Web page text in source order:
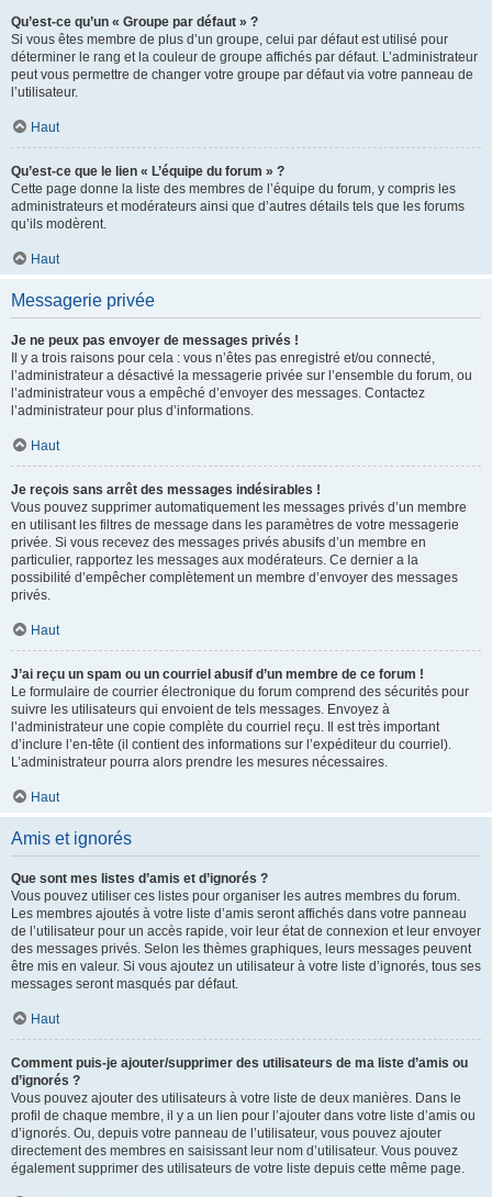
Qu’est-ce qu’un « Groupe par défaut » ?
Si vous êtes membre de plus d’un groupe, celui par défaut est utilisé pour
déterminer le rang et la couleur de groupe affichés par défaut. L’administrateur
peut vous permettre de changer votre groupe par défaut via votre panneau de
l’utilisateur.
Haut
Qu’est-ce que le lien « L’équipe du forum » ?
Cette page donne la liste des membres de l’équipe du forum, y compris les
administrateurs et modérateurs ainsi que d’autres détails tels que les forums
qu’ils modèrent.
Haut
Messagerie privée
Je ne peux pas envoyer de messages privés !
Il y a trois raisons pour cela : vous n’êtes pas enregistré et/ou connecté,
l’administrateur a désactivé la messagerie privée sur l’ensemble du forum, ou
l’administrateur vous a empêché d’envoyer des messages. Contactez
l’administrateur pour plus d’informations.
Haut
Je reçois sans arrêt des messages indésirables !
Vous pouvez supprimer automatiquement les messages privés d’un membre
en utilisant les filtres de message dans les paramètres de votre messagerie
privée. Si vous recevez des messages privés abusifs d’un membre en
particulier, rapportez les messages aux modérateurs. Ce dernier a la
possibilité d’empêcher complètement un membre d’envoyer des messages
privés.
Haut
J’ai reçu un spam ou un courriel abusif d’un membre de ce forum !
Le formulaire de courrier électronique du forum comprend des sécurités pour
suivre les utilisateurs qui envoient de tels messages. Envoyez à
l’administrateur une copie complète du courriel reçu. Il est très important
d’inclure l’en-tête (il contient des informations sur l’expéditeur du courriel).
L’administrateur pourra alors prendre les mesures nécessaires.
Haut
Amis et ignorés
Que sont mes listes d’amis et d’ignorés ?
Vous pouvez utiliser ces listes pour organiser les autres membres du forum.
Les membres ajoutés à votre liste d’amis seront affichés dans votre panneau
de l’utilisateur pour un accès rapide, voir leur état de connexion et leur envoyer
des messages privés. Selon les thèmes graphiques, leurs messages peuvent
être mis en valeur. Si vous ajoutez un utilisateur à votre liste d’ignorés, tous ses
messages seront masqués par défaut.
Haut
Comment puis-je ajouter/supprimer des utilisateurs de ma liste d’amis ou
d’ignorés ?
Vous pouvez ajouter des utilisateurs à votre liste de deux manières. Dans le
profil de chaque membre, il y a un lien pour l’ajouter dans votre liste d’amis ou
d’ignorés. Ou, depuis votre panneau de l’utilisateur, vous pouvez ajouter
directement des membres en saisissant leur nom d’utilisateur. Vous pouvez
également supprimer des utilisateurs de votre liste depuis cette même page.